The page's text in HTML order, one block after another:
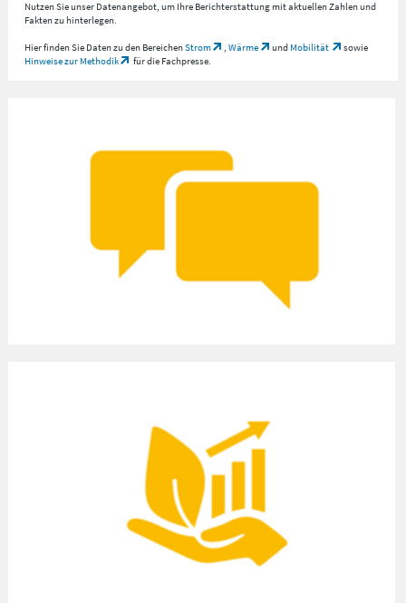
Nutzen Sie unser Datenangebot, um Ihre Berichterstattung mit aktuellen Zahlen und
Fakten zu hinterlegen.
Hier finden Sie Daten zu den BereichenStrom Wärme und Mobilität
sowie
Hinweise zur Methodik
für die Fachpresse.